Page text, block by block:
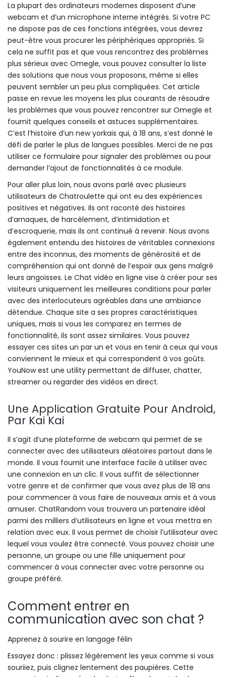
La plupart des ordinateurs modernes disposent d’une
webcam et d’un microphone interne intégrés. Si votre PC
ne dispose pas de ces fonctions intégrées, vous devrez
peut-être vous procurer les périphériques appropriés. Si
cela ne suffit pas et que vous rencontrez des problèmes
plus sérieux avec Omegle, vous pouvez consulter la liste
des solutions que nous vous proposons, même si elles
peuvent sembler un peu plus compliquées. Cet article
passe en revue les moyens les plus courants de résoudre
les problèmes que vous pouvez rencontrer sur Omegle et
fournit quelques conseils et astuces supplémentaires.
C’est l’histoire d’un new yorkais qui, à 18 ans, s’est donné le
défi de parler le plus de langues possibles. Merci de ne pas
utiliser ce formulaire pour signaler des problèmes ou pour
demander l’ajout de fonctionnalités à ce module.
Pour aller plus loin, nous avons parlé avec plusieurs
utilisateurs de Chatroulette qui ont eu des expériences
positives et négatives. Ils ont raconté des histoires
d’arnaques, de harcèlement, d’intimidation et
d’escroquerie, mais ils ont continué à revenir. Nous avons
également entendu des histoires de véritables connexions
entre des inconnus, des moments de générosité et de
compréhension qui ont donné de l’espoir aux gens malgré
leurs angoisses. Le Chat vidéo en ligne vise à créer pour ses
visiteurs uniquement les meilleures conditions pour parler
avec des interlocuteurs agréables dans une ambiance
détendue. Chaque site a ses propres caractéristiques
uniques, mais si vous les comparez en termes de
fonctionnalité, ils sont assez similaires. Vous pouvez
essayer ces sites un par un et vous en tenir à ceux qui vous
conviennent le mieux et qui correspondent à vos goûts.
YouNow est une utility permettant de diffuser, chatter,
streamer ou regarder des vidéos en direct.
Une Application Gratuite Pour Android,
Par Kai Kai
Il s’agit d’une plateforme de webcam qui permet de se
connecter avec des utilisateurs aléatoires partout dans le
monde. Il vous fournit une interface facile à utiliser avec
une connexion en un clic. Il vous suffit de sélectionner
votre genre et de confirmer que vous avez plus de 18 ans
pour commencer à vous faire de nouveaux amis et à vous
amuser. ChatRandom vous trouvera un partenaire idéal
parmi des milliers d’utilisateurs en ligne et vous mettra en
relation avec eux. Il vous permet de choisir l’utilisateur avec
lequel vous voulez être connecté. Vous pouvez choisir une
personne, un groupe ou une fille uniquement pour
commencer à vous connecter avec votre personne ou
groupe préféré.
Comment entrer en
communication avec son chat ?
Apprenez à sourire en langage félin
Essayez donc : plissez légèrement les yeux comme si vous
souriiez, puis clignez lentement des paupières. Cette